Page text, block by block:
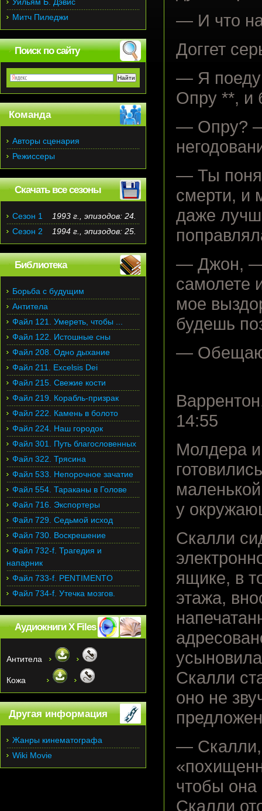
— И что
Доггет
— Я поеду
Опру **, и
— Опру? —
— Ты
смерти, и
даже
— Джон, —
самолете
мое
будешь
—
14:55
Молдера
у
Скалли
ящике, в
этажа,
Скалли
оно не
— Скалли,
чтобы она
Скалли
Митч Пиледжи
Поиск по сайту
Команда
Авторы сценария
Режиссеры
Скачать все сезоны
Сезон 1
1993 г., эпизодов: 24.
Сезон 2
1994 г., эпизодов: 25.
Библиотека
Борьба с будущим
Антитела
Файл 121. Умереть, чтобы ...
Файл 122. Истошные сны
Файл 208. Одно дыхание
Файл 211. Excelsis Dei
Файл 215. Свежие кости
Файл 219. Корабль-призрак
Файл 222. Камень в болото
Файл 224. Наш городок
Файл 301. Путь благословенных
Файл 322. Трясина
Файл 533. Непорочное зачатие
Файл 554. Тараканы в Голове
Файл 716. Экспортеры
Файл 729. Седьмой исход
Файл 730. Воскрешение
Файл 732-f. Трагедия и
напарник
Файл 733-f. PENTIMENTO
Файл 734-f. Утечка мозгов.
Аудиокниги X Files
Антитела
Кожа
Другая информация
Жанры кинематографа
Wiki Movie